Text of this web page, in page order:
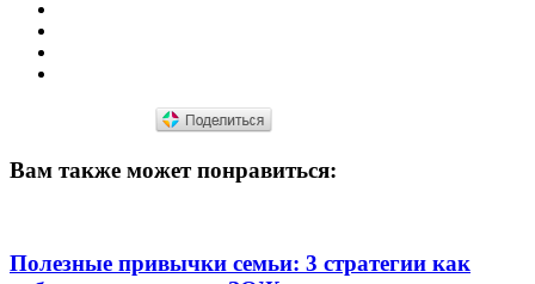
Вам также может понравиться:
Полезные привычки семьи: 3 стратегии как